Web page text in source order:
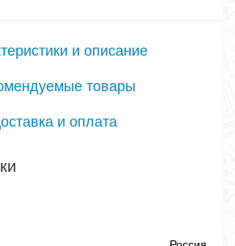
и описание
товары
и оплата